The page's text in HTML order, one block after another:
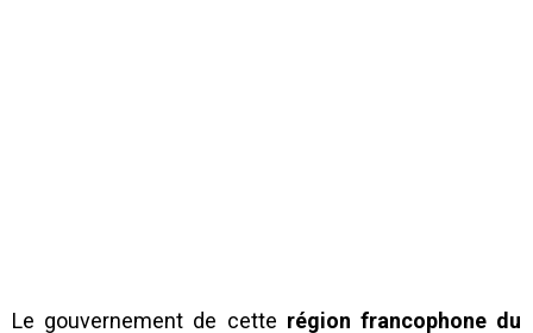
Le gouvernement de cette région francophone du